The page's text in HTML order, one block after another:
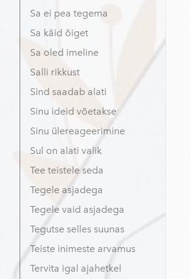
Sa ei pea tegema
Sa käid õiget
Sa oled imeline
Salli rikkust
Sind saadab alati
Sinu ideid võetakse
Sinu ülereageerimine
Sul on alati valik
Tee teistele seda
Tegele asjadega
Tegele vaid asjadega
Tegutse selles suunas
Teiste inimeste arvamus
Tervita igal ajahetkel